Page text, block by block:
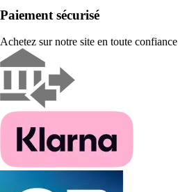
Paiement sécurisé
Achetez sur notre site en toute confiance